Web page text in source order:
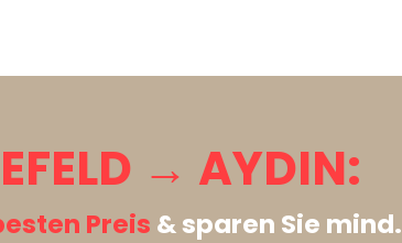
→ AYDIN:
Preis & sparen Sie mind.